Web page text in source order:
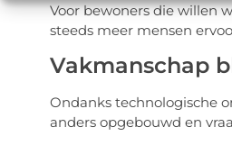
Voor bewoners die willen
steeds meer mensen
Vakmanschap
Ondanks technologische
anders opgebouwd en